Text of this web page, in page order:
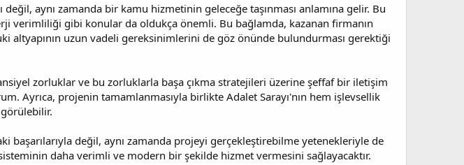
değil, aynı zamanda bir kamu hizmetinin geleceğe taşınması anlamına gelir. Bu
verimliliği gibi konular da oldukça önemli. Bu bağlamda, kazanan firmanın
altyapının uzun vadeli gereksinimlerini de göz önünde bulundurması gerektiği
zorluklar ve bu zorluklarla başa çıkma stratejileri üzerine şeffaf bir iletişim
Ayrıca, projenin tamamlanmasıyla birlikte Adalet Sarayı'nın hem işlevsellik
başarılarıyla değil, aynı zamanda projeyi gerçekleştirebilme yetenekleriyle de
daha verimli ve modern bir şekilde hizmet vermesini sağlayacaktır.